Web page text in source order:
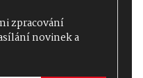
zpracování
novinek a